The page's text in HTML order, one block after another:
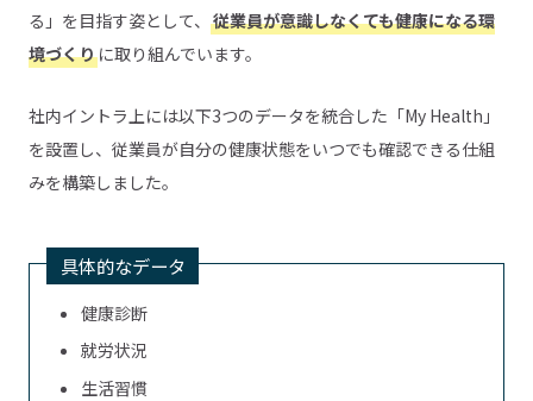
る」を目指す姿として、 従業員が意識しなくても健康になる環
境づくり に取り組んでいます。
社内イントラ上には以下3つのデータを統合した「My Health」
を設置し、従業員が自分の健康状態をいつでも確認できる仕組
みを構築しました。
具体的なデータ
健康診断
就労状況
生活習慣